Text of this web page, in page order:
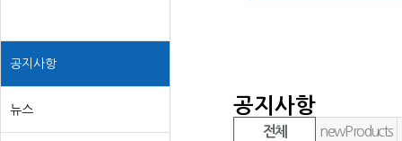
공지사항
뉴스 공지사항
전체 newProducts